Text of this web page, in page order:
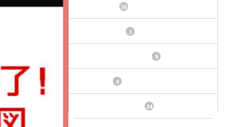
20
1
9
4
24